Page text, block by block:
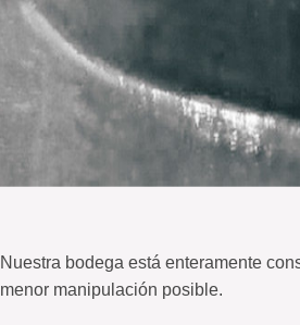
Nuestra bodega está enteramente
menor manipulación posible.